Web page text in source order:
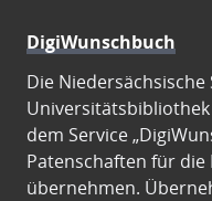
DigiWunschbuch
Die Niedersächsische
dem Service
Patenschaften für
übernehmen.